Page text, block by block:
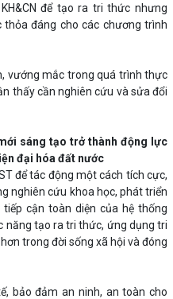
để tạo ra tri thức nhưng
đáng cho các chương trình
vướng mắc trong quá trình thực
thấy cần nghiên cứu và sửa đổi
sáng tạo trở thành động lực
đại hóa đất nước
để tác động một cách tích cực,
nghiên cứu khoa học, phát triển
cận toàn diện của hệ thống
năng tạo ra tri thức, ứng dụng tri
trong đời sống xã hội và đóng
bảo đảm an ninh, an toàn cho